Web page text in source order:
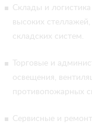
Склады и
высоких
складских систем.
Торговые и
освещения,
противопожарных
Сервисные и